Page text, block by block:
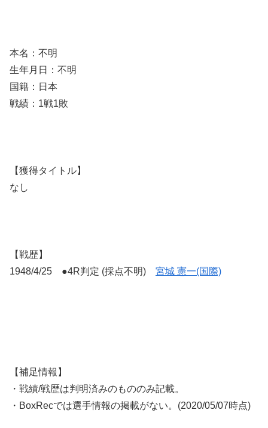
本名：不明
生年月日：不明
国籍：日本
戦績：1戦1敗
【獲得タイトル】
なし
【戦歴】
1948/4/25 ●4R判定 (採点不明) 宮城 憲一(国際)
【補足情報】
・戦績/戦歴は判明済みのもののみ記載。
・BoxRecでは選手情報の掲載がない。(2020/05/07時点)